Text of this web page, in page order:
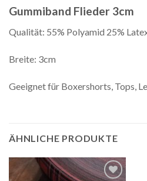
Gummiband Flieder 3cm
Qualität: 55% Polyamid 25%
Breite: 3cm
Geeignet für Boxershorts, Tops,
ÄHNLICHE PRODUKTE